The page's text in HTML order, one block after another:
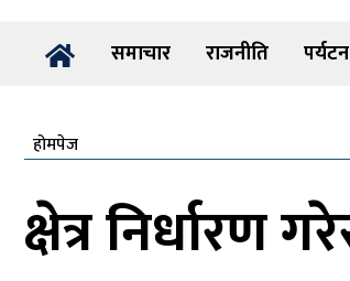
समाचार राजनीति पर्यटन
होमपेज
क्षेत्र निर्धारण